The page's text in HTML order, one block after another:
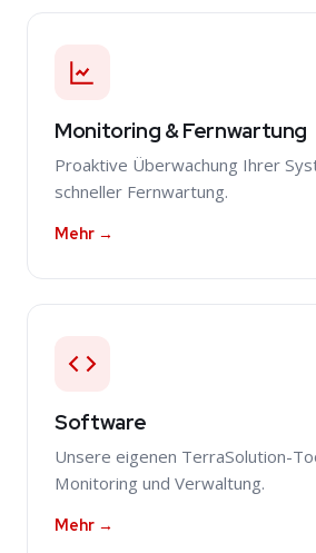
Monitoring & Fernwartung
Proaktive Überwachung Ihrer
schneller Fernwartung.
Mehr →
Software
Unsere eigenen TerraSolution-
Monitoring und Verwaltung.
Mehr →